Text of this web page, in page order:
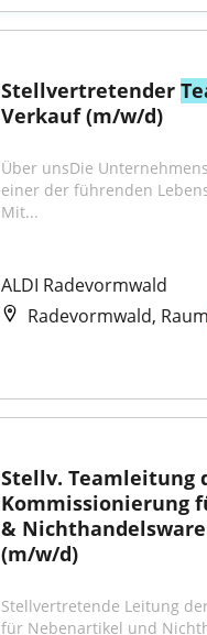
Stellvertretender
Verkauf (m/w/d)
Über unsDie
einer der führenden
Mit...
ALDI Radevormwald
Radevormwald, Raum
Stellv. Teamleitung
Kommissionierung
&
(m/w/d)
Stellvertretende Leitung
für Nebenartikel und